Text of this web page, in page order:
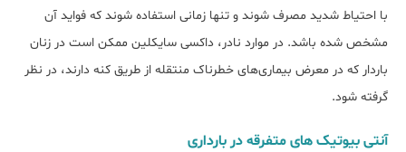
با احتیاط شدید مصرف شوند و تنها زمانی استفاده شوند که فواید آن
مشخص شده باشد. در موارد نادر، داکسی سایکلین ممکن است در زنان
باردار که در معرض بیماری‌های خطرناک منتقله از طریق کنه دارند، در نظر
گرفته شود.
آنتی بیوتیک های متفرقه در بارداری